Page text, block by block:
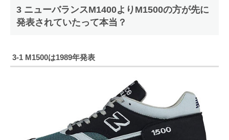
3 ニューバランスM1400よりM1500の方が先に
発表されていたって本当？
3-1 M1500は1989年発表